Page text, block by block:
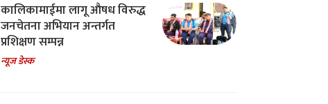
कालिकामाईमा लागू औषध विरुद्ध
जनचेतना अभियान अन्तर्गत
प्रशिक्षण सम्पन्न
न्यूज डेस्क